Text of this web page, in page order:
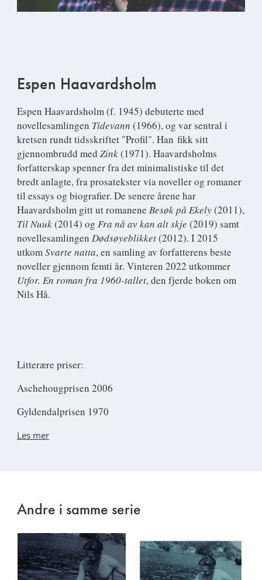
Espen Haavardsholm
Espen Haavardsholm(f. 1945) debuterte med
novellesamlingen Tidevann (1966), og var sentral i
kretsen rundt tidsskriftet "Profil". Han fikk sitt
gjennombrudd med Zink(1971). Haavardsholms
forfatterskap spenner fra det minimalistiske til det
bredt anlagte, fra prosatekster via noveller og romaner
til essays og biografier. De senere årene har
Haavardsholm gitt ut romanene Besøk på Ekely(2011),
Til Nuuk(2014) og Fra nå av kan alt skje (2019) samt
novellesamlingen Dødsøyeblikket(2012). I 2015
utkomSvarte natta, en samling av forfatterens beste
noveller gjennom femti år. Vinteren 2022 utkommer
Utfor. En roman fra 1960-tallet, den fjerde boken om
Nils Hå.
Litterære priser:
Aschehougprisen 2006
Gyldendalprisen 1970
Les mer
Andre i samme serie